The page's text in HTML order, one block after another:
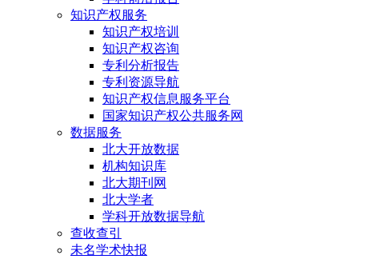
知识产权服务
知识产权培训
知识产权咨询
专利分析报告
专利资源导航
知识产权信息服务平台
国家知识产权公共服务网
数据服务
北大开放数据
机构知识库
北大期刊网
北大学者
学科开放数据导航
查收查引
未名学术快报